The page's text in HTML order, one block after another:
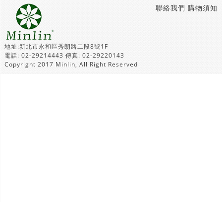
購物須知
聯絡我們
地址:新北市永和區秀朗路二段8號1F
電話: 02-29214443 傳真: 02-29220143
Copyright 2017 Minlin, All Right Reserved